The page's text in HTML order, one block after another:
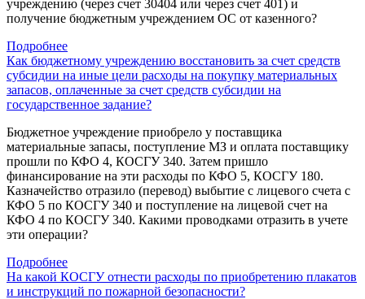
учреждению (через счет 30404 или через счет 401) и
получение бюджетным учреждением ОС от казенного?
Подробнее
Как бюджетному учреждению восстановить за счет средств
субсидии на иные цели расходы на покупку материальных
запасов, оплаченные за счет средств субсидии на
государственное задание?
Бюджетное учреждение приобрело у поставщика
материальные запасы, поступление МЗ и оплата поставщику
прошли по КФО 4, КОСГУ 340. Затем пришло
финансирование на эти расходы по КФО 5, КОСГУ 180.
Казначейство отразило (перевод) выбытие с лицевого счета с
КФО 5 по КОСГУ 340 и поступление на лицевой счет на
КФО 4 по КОСГУ 340. Какими проводками отразить в учете
эти операции?
Подробнее
На какой КОСГУ отнести расходы по приобретению плакатов
и инструкций по пожарной безопасности?